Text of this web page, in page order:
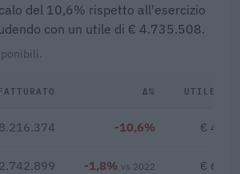
del 10,6% rispetto all'esercizio
con un utile di € 4.735.508.
Δ% UTILE/
-10,6% €
-1,8% vs 2022 €